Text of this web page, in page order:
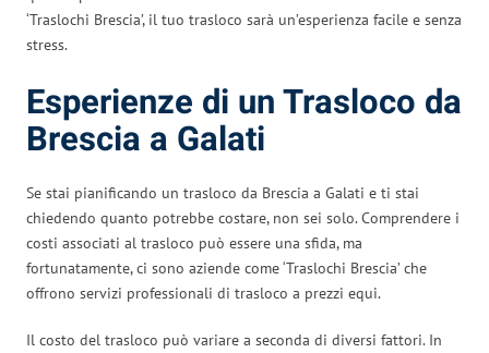
‘Traslochi Brescia’, il tuo trasloco sarà un’esperienza facile e senza
stress.
Esperienze di un Trasloco da
Brescia a Galati
Se stai pianificando un trasloco da Brescia a Galati e ti stai
chiedendo quanto potrebbe costare, non sei solo. Comprendere i
costi associati al trasloco può essere una sfida, ma
fortunatamente, ci sono aziende come ‘Traslochi Brescia’ che
offrono servizi professionali di trasloco a prezzi equi.
Il costo del trasloco può variare a seconda di diversi fattori. In